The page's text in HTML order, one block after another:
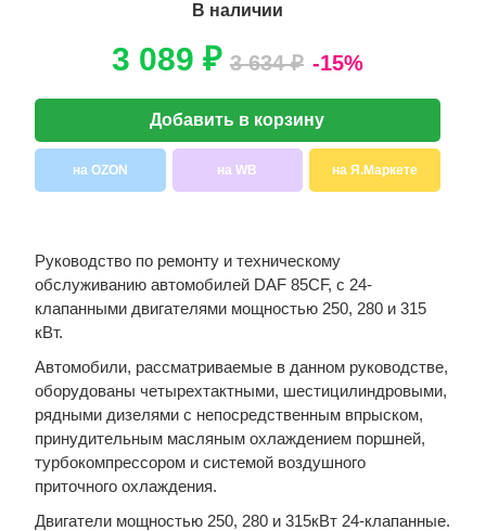
В наличии
3 089 ₽ 3 634 ₽ -15%
Добавить в корзину
на OZON на WB на Я.Маркете
Руководство по ремонту и техническому
обслуживанию автомобилей DAF 85CF, с 24-
клапанными двигателями мощностью 250, 280 и 315
кВт.
Автомобили, рассматриваемые в данном руководстве,
оборудованы четырехтактными, шестицилиндровыми,
рядными дизелями с непосредственным впрыском,
принудительным масляным охлаждением поршней,
турбокомпрессором и системой воздушного
приточного охлаждения.
Двигатели мощностью 250, 280 и 315кВт 24-клапанные.